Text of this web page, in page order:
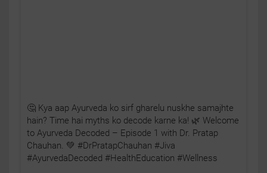
🤔 Kya aap Ayurveda ko sirf gharelu nuskhe samajhte
hain? Time hai myths ko decode karne ka! 🌿 Welcome
to Ayurveda Decoded – Episode 1 with Dr. Pratap
Chauhan. 💚 #DrPratapChauhan #Jiva
#AyurvedaDecoded #HealthEducation #Wellness